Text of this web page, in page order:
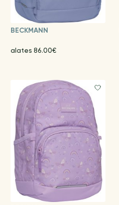
BECKMANN
alates 86.00€